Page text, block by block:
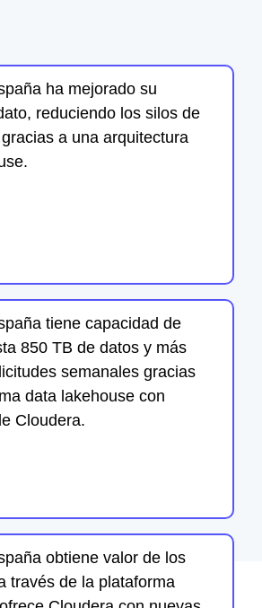
ha mejorado su
reduciendo los silos de
a una arquitectura
tiene capacidad de
850 TB de datos y más
semanales gracias
data lakehouse con
Cloudera.
obtiene valor de los
través de la plataforma